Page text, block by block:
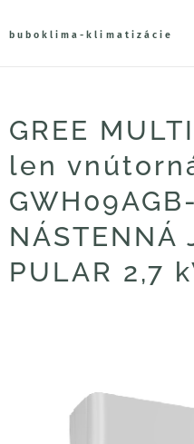
buboklima-klimatizácie
GREE
len
NÁSTENNÁ
PULAR 2,7